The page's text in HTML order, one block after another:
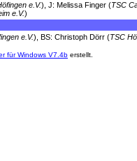
e.V.), J: Melissa Finger (TSC
e.V.)
e.V.), BS: Christoph Dörr (TSC
für Windows V7.4b erstellt.